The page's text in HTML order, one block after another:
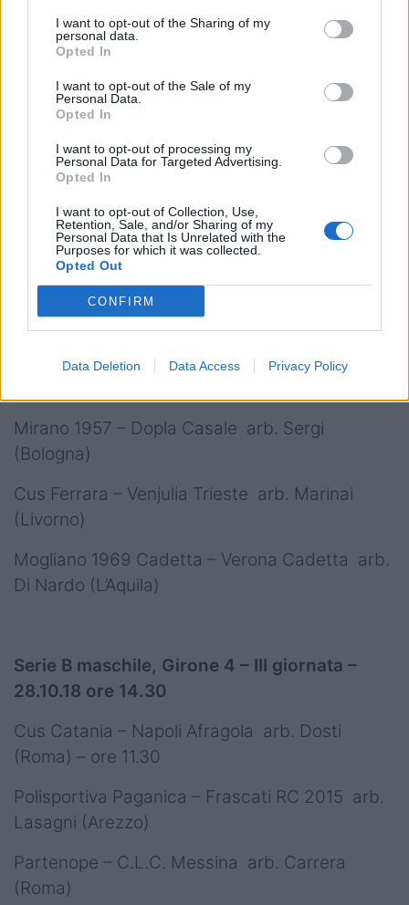
I want to opt-out of the Sharing of my
personal data.
Opted In
I want to opt-out of the Sale of my
Personal Data.
Opted In
I want to opt-out of processing my
Personal Data for Targeted Advertising.
Opted In
I want to opt-out of Collection, Use,
Retention, Sale, and/or Sharing of my
Personal Data that Is Unrelated with the
Purposes for which it was collected.
Opted Out
CONFIRM
Data Deletion Data Access Privacy Policy
Florentia – Cus Siena arb. Bertocchi (Cagliari)
Jesi 1970 – Arieti Rieti arb. Bonato
(Alessandria)
Serie B maschile, Girone 3 – III giornata –
28.10.18 ore 14.30
Roccia Rubano -Viadana 1970 Cadetta arb.
Frasson (Treviso)
Iniziative Villorba – Riviera 1975 arb. Toneatto
(Udine)
Bologna 1928 – Cus Padova arb. Pacifico
Mirano 1957 – Dopla Casale arb. Sergi
(Bologna)
Cus Ferrara – Venjulia Trieste arb. Marinai
(Livorno)
Mogliano 1969 Cadetta – Verona Cadetta arb.
Di Nardo (L’Aquila)
Serie B maschile, Girone 4 – III giornata –
28.10.18 ore 14.30
Cus Catania – Napoli Afragola arb. Dosti
(Roma) – ore 11.30
Polisportiva Paganica – Frascati RC 2015 arb.
Lasagni (Arezzo)
Partenope – C.L.C. Messina arb. Carrera
(Roma)